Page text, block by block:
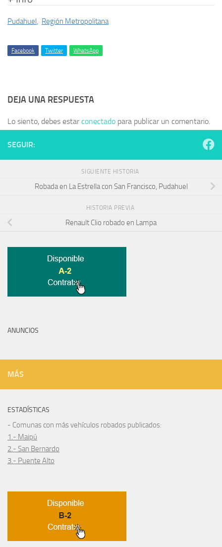
Pudahuel, Región Metropolitana
Facebook Twitter WhatsApp
DEJA UNA RESPUESTA
Lo siento, debes estarconectado para publicar un comentario.
SEGUIR:
SIGUIENTE HISTORIA
Robada en La Estrella con San Francisco, Pudahuel
HISTORIA PREVIA
Renault Clio robado en Lampa
ANUNCIOS
MÁS
ESTADÍSTICAS
- Comunas con más vehículos robados publicados:
1.- Maipú
2.- San Bernardo
3.- Puente Alto